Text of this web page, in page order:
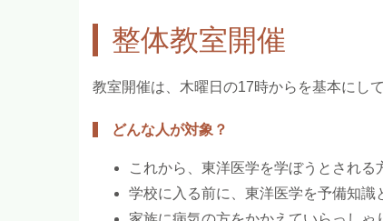
整体教室開催
教室開催は、木曜日の17時からを基本にして
どんな人が対象？
これから、東洋医学を学ぼうとされる
学校に入る前に、東洋医学を予備知識